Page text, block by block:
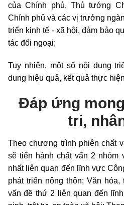
của Chính phủ, Thủ tướng
Chính phủ và các vị trưởng
triển kinh tế - xã hội, đảm bảo
tác đối ngoại;
Tuy nhiên, một số nội dung
dung hiệu quả, kết quả thực
Đáp ứng
tri,
Theo chương trình phiên chất
sẽ tiến hành chất vấn 2 nhóm
nhất liên quan đến lĩnh vực
phát triển nông thôn; Văn
vấn đề thứ 2 liên quan đến